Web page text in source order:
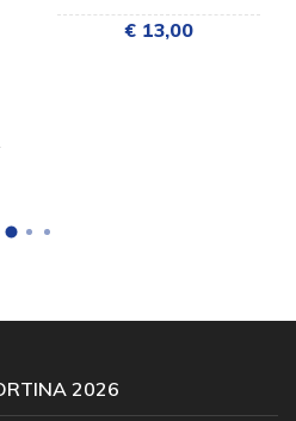
€ 13,00
2026